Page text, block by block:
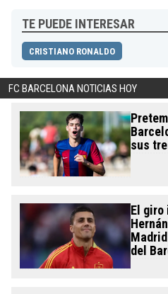
TE PUEDE INTERESAR
CRISTIANO RONALDO
FC BARCELONA NOTICIAS HOY
sus
El giro
del